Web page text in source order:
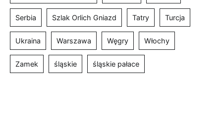
Serbia Szlak Orlich Gniazd Tatry Turcja
Ukraina Warszawa Węgry Włochy
Zamek śląskie śląskie pałace